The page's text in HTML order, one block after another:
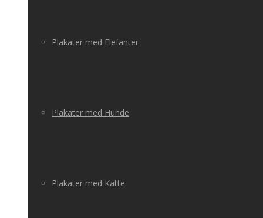
Plakater med Elefanter
Plakater med Hunde
Plakater med Katte